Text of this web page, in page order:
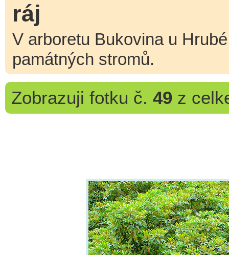
ráj
V arboretu Bukovina u
památných stromů.
Zobrazuji fotku č. 49z